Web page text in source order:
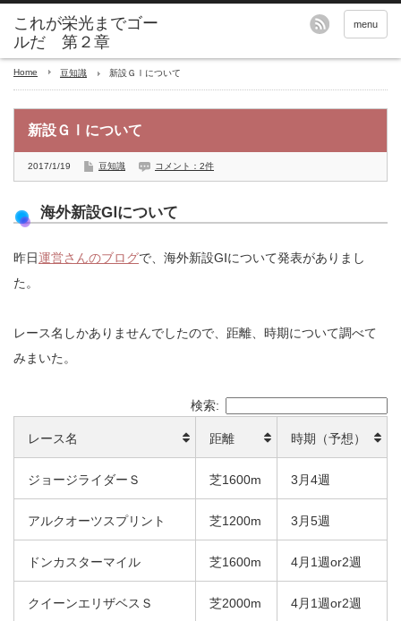
これが栄光までゴー
ルだ 第２章
menu
Home 豆知識 新設ＧⅠについて
新設ＧⅠについて
2017/1/19 豆知識 コメント：2件
海外新設GⅠについて
昨日運営さんのブログで、海外新設GⅠについて発表がありまし
た。
レース名しかありませんでしたので、距離、時期について調べて
みまいた。
検索:
レース名 距離 時期（予想）
ジョージライダーＳ 芝1600m 3月4週
アルクオーツスプリント 芝1200m 3月5週
ドンカスターマイル 芝1600m 4月1週or2週
クイーンエリザベスＳ 芝2000m 4月1週or2週